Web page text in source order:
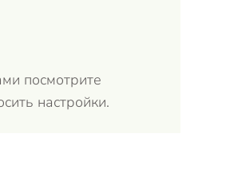
посмотрите
настройки.